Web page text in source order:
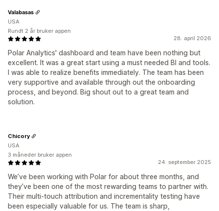
28. april 2026
Polar Analytics' dashboard and team have been nothing but
excellent. It was a great start using a must needed BI and tools.
I was able to realize benefits immediately. The team has been
very supportive and available through out the onboarding
process, and beyond. Big shout out to a great team and
solution.
Valabasas
USA
Rundt 2 år bruker appen
24. september 2025
We’ve been working with Polar for about three months, and
they’ve been one of the most rewarding teams to partner with.
Their multi-touch attribution and incrementality testing have
been especially valuable for us. The team is sharp,
Chicory
USA
3 måneder bruker appen